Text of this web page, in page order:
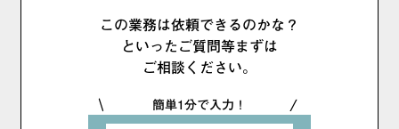
この業務は依頼できるのかな？
といったご質問等まずは
ご相談ください。
簡単1分で入力！